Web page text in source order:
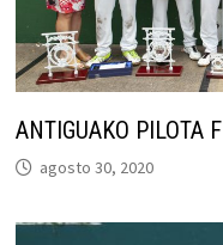
ANTIGUAKO PILOTA
agosto 30, 2020